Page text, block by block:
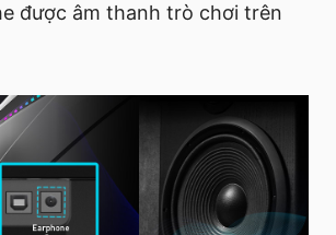
được âm thanh trò chơi trên